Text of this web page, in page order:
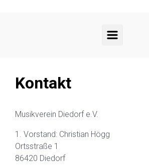
Kontakt
Musikverein Diedorf e.V.
1. Vorstand: Christian Högg
Ortsstraße 1
86420 Diedorf